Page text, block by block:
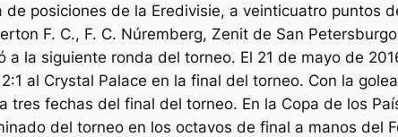
posiciones de la Eredivisie, a veinticuatro puntos
F. C., F. C. Núremberg, Zenit de San
a la siguiente ronda del torneo. El 21 de mayo de
al Crystal Palace en la final del torneo. Con la
tres fechas del final del torneo. En la Copa de los
del torneo en los octavos de final a manos del